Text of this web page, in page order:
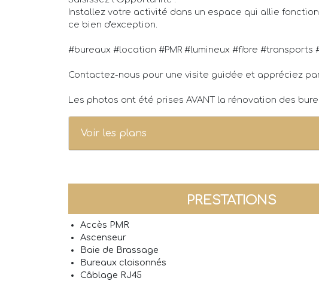
Installez votre activité dans un espace qui allie
ce bien d'exception.
#bureaux #location #PMR #lumineux #fibre #transports
Contactez-nous pour une visite guidée et appréciez
Les photos ont été prises AVANT la rénovation des
Voir les plans
PRESTATIONS
Accès PMR
Ascenseur
Baie de Brassage
Bureaux cloisonnés
Câblage RJ45